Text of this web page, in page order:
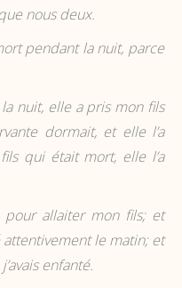
nous deux.
pendant la nuit, parce
nuit, elle a pris mon fils
dormait, et elle l’a
qui était mort, elle l’a
allaiter mon fils; et
attentivement le matin; et
enfanté.